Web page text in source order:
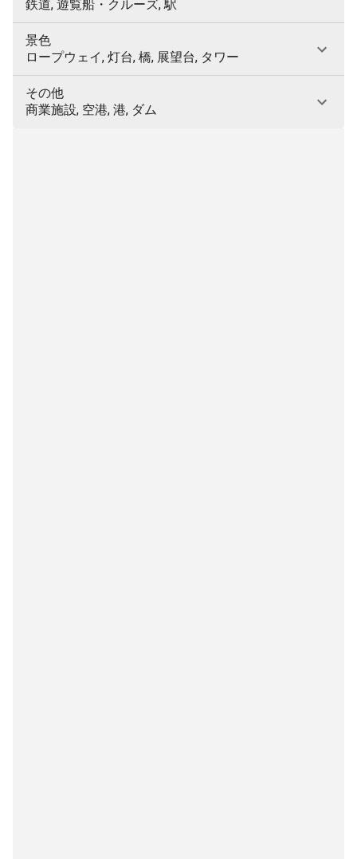
鉄道, 遊覧船・クルーズ, 駅
景色
ロープウェイ, 灯台, 橋, 展望台, タワー
その他
商業施設, 空港, 港, ダム